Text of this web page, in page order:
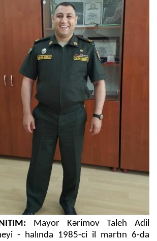
Mayor Kərimov Taleh Adil
- halında 1985-ci il martın 6-da